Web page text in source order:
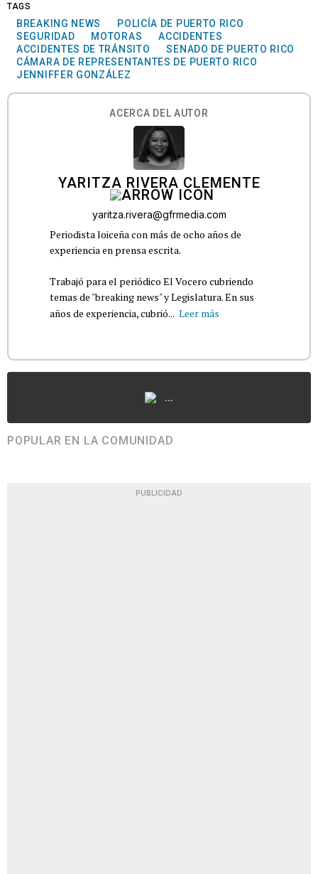
TAGS
BREAKING NEWS
POLICÍA DE PUERTO RICO
SEGURIDAD
MOTORAS
ACCIDENTES
ACCIDENTES DE TRÁNSITO
SENADO DE PUERTO RICO
CÁMARA DE REPRESENTANTES DE PUERTO RICO
JENNIFFER GONZÁLEZ
ACERCA DEL AUTOR
YARITZA RIVERA CLEMENTE
yaritza.rivera@gfrmedia.com
Periodista loiceña con más de ocho años de
experiencia en prensa escrita.
Trabajó para el periódico El Vocero cubriendo
temas de "breaking news" y Legislatura. En sus
años de experiencia, cubrió... Leer más
...
POPULAR EN LA COMUNIDAD
PUBLICIDAD